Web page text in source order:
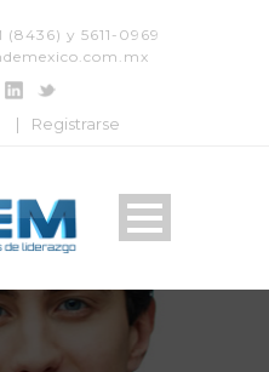
y 5611-0969
| Registrarse